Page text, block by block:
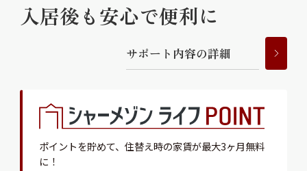
入居後も安心で便利に
サポー ト 内容の詳細
ポイントを貯めて、 住替え時の家賃が最大3ヶ月無料
に！